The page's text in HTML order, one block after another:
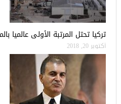
تركيا تحتل المرتبة الأولى عالميا
أكتوبر 20, 2018